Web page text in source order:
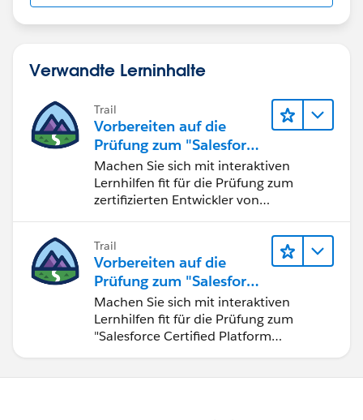
Verwandte Lerninhalte
Trail
Vorbereiten auf die
Prüfung zum "Salesforce
Certified Platform App
Builder"
Machen Sie sich mit interaktiven
Lernhilfen fit für die Prüfung zum
zertifizierten Entwickler von
Trail
Vorbereiten auf die
Prüfung zum "Salesforce
Certified Platform
Developer"
Machen Sie sich mit interaktiven
Lernhilfen fit für die Prüfung zum
"Salesforce Certified Platform